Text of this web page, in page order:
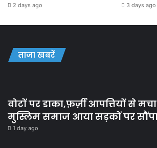
2 days ago 3 days ago
ताजा खबरें
वोटों पर डाका,फ़र्ज़ी आपत्तियों से मचा
मुस्लिम समाज आया सड़कों पर सौंपा
1 day ago